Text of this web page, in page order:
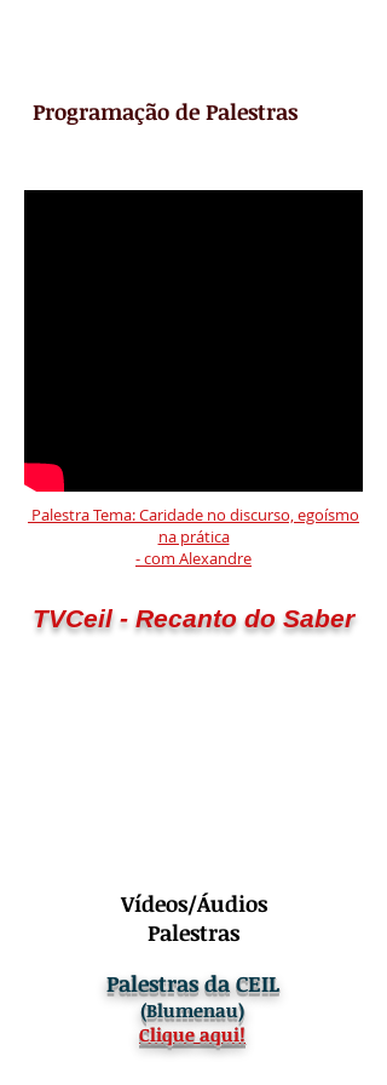
Programação de Palestras
Palestra Tema: Caridade no discurso, egoísmo
na prática
- com Alexandre
TVCeil - Recanto do Saber
Vídeos/Áudios
Palestras
Palestras da CEIL
(Blumenau)
Clique aqui!